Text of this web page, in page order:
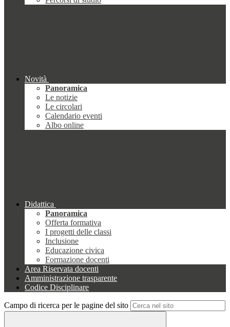
Novità
Panoramica
Le notizie
Le circolari
Calendario eventi
Albo online
Didattica
Panoramica
Offerta formativa
I progetti delle classi
Inclusione
Educazione civica
Formazione docenti
Area Riservata docenti
Amministrazione trasparente
Codice Disciplinare
Campo di ricerca per le pagine del sito